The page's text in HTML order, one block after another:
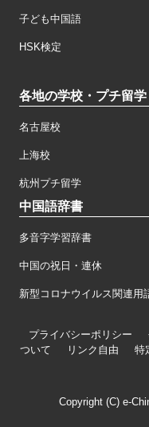
子ども中国語
HSK検定
各地の学校・プチ留学
名古屋校
上海校
杭州プチ留学
中国語辞書
多音字学習辞書
中国の祝日・連休
新型コロナウイルス関連用
プライバシーポリシー
ついて
リンク自由 特
Copyright (C) e-